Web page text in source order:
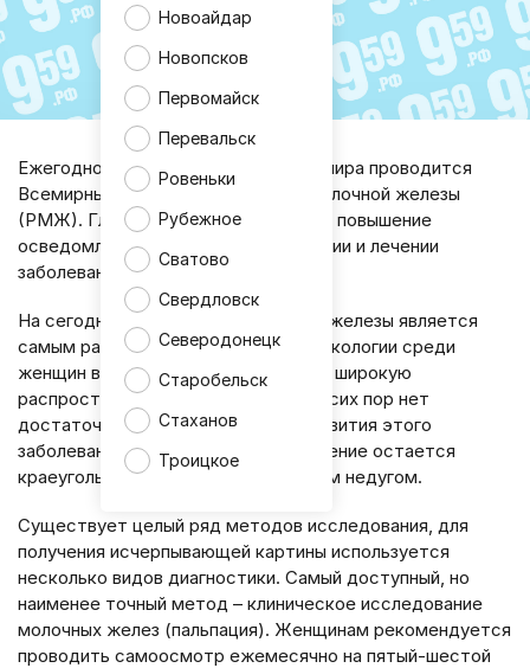
Новоайдар
Новопсков
Первомайск
Перевальск
Ровеньки
Рубежное
Сватово
Свердловск
Северодонецк
Старобельск
Стаханов
Троицкое
Ежегодно 15 октября в 44 странах мира проводится
Всемирный день борьбы с раком молочной железы
(РМЖ). Главная цель данной акции – повышение
осведомленности о раннем выявлении и лечении
заболевания.
На сегодняшний день рак молочной железы является
самым распространенным видом онкологии среди
женщин во всем мире. Несмотря на широкую
распространенность патологии, до сих пор нет
достаточных данных о причинах развития этого
заболевания, поэтому раннее выявление остается
краеугольным камнем борьбы с этим недугом.
Существует целый ряд методов исследования, для
получения исчерпывающей картины используется
несколько видов диагностики. Самый доступный, но
наименее точный метод – клиническое исследование
молочных желез (пальпация). Женщинам рекомендуется
проводить самоосмотр ежемесячно на пятый-шестой